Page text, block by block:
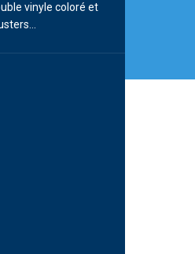
vinyle coloré et